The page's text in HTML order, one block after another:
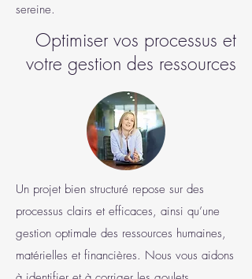
sereine.
Optimiser vos processus et
votre gestion des ressources
Un projet bien structuré repose sur des
processus clairs et efficaces, ainsi qu’une
gestion optimale des ressources humaines,
matérielles et financières. Nous vous aidons